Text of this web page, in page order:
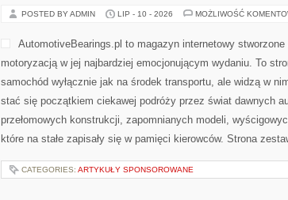
POSTED BY ADMIN LIP - 10 - 2026 MOŻLIWOŚĆ
AutomotiveBearings.pl to magazyn internetowy
motoryzacją w jej najbardziej emocjonującym wydaniu. To
samochód wyłącznie jak na środek transportu, ale widzą w
stać się początkiem ciekawej podróży przez świat dawnych
przełomowych konstrukcji, zapomnianych modeli,
które na stałe zapisały się w pamięci kierowców. Strona
CATEGORIES: ARTYKUŁY SPONSOROWANE